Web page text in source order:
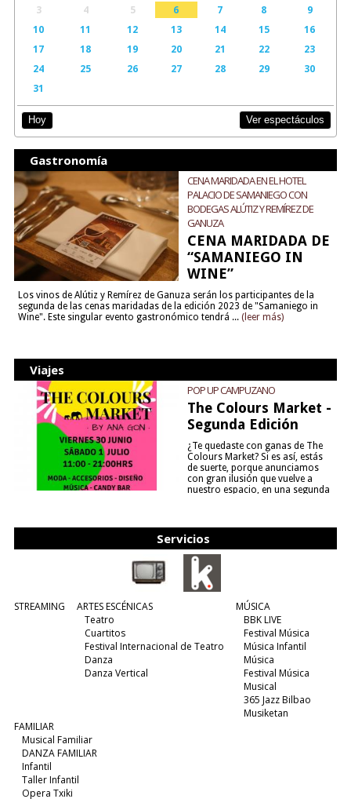
3
4 5 6 7 8
9
10
11 12 13 14 15
16
17
18 19 20 21 22
23
24
25 26 27 28 29
30
31
Hoy Ver espectáculos
Gastronomía
CENA MARIDADA EN EL HOTEL
PALACIO DE SAMANIEGO CON
BODEGAS ALÚTIZ Y REMÍREZ DE
GANUZA
CENA MARIDADA DE
“SAMANIEGO IN
WINE”
Los vinos de Alútiz y Remírez de Ganuza serán los participantes de la
segunda de las cenas maridadas de la edición 2023 de "Samaniego in
Wine". Este singular evento gastronómico tendrá ... (leer más)
Viajes
POP UP CAMPUZANO
The Colours Market -
Segunda Edición
¿Te quedaste con ganas de The
Colours Market? Si es así, estás
de suerte, porque anunciamos
con gran ilusión que vuelve a
nuestro espacio, en una segunda
Servicios
STREAMING
ARTES ESCÉNICAS
Teatro
Cuartitos
Festival Internacional de Teatro
Danza
Danza Vertical
MÚSICA
BBK LIVE
Festival Música
Música Infantil
Música
Festival Música
Musical
365 Jazz Bilbao
Musiketan
FAMILIAR
Musical Familiar
DANZA FAMILIAR
Infantil
Taller Infantil
Opera Txiki